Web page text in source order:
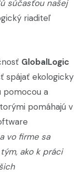
súčasťou našej
riaditeľ
GlobalLogic
spájať ekologicky
pomocou a
pomáhajú v
vo firme sa
ako k práci